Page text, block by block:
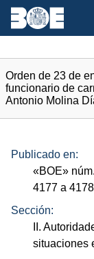
Orden de 23 de
funcionario de
Antonio Molina
Publicado en:
«BOE» núm.
4177 a
Sección:
II.
situaciones